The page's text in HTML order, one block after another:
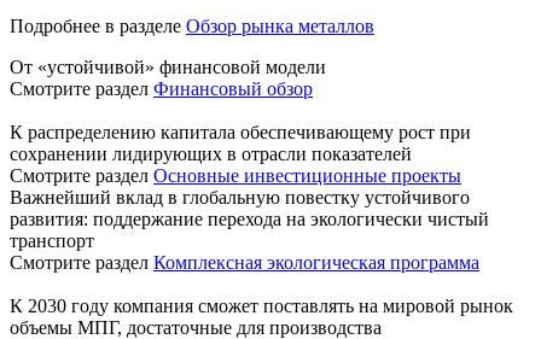
Подробнее в разделе Обзор рынка металлов
От «устойчивой» финансовой модели
Смотрите раздел Финансовый обзор
К распределению капитала обеспечивающему рост при
сохранении лидирующих в отрасли показателей
Смотрите раздел Основные инвестиционные проекты
Важнейший вклад в глобальную повестку устойчивого
развития: поддержание перехода на экологически чистый
транспорт
Смотрите раздел Комплексная экологическая программа
К 2030 году компания сможет поставлять на мировой рынок
объемы МПГ, достаточные для производства